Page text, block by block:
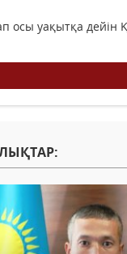
осы уақытқа дейін